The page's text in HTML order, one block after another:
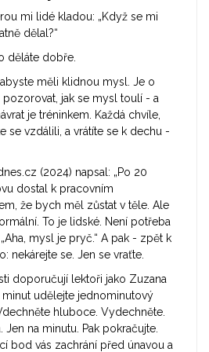
mi lidé kladou: „Když se mi
dělal?“
děláte dobře.
měli klidnou mysl. Je o
jak se mysl toulí - a
je tréninkem. Každá chvíle,
se vzdálili, a vrátíte se k dechu -
(2024) napsal: „Po 20
dostal k pracovním
že bych měl zůstat v těle. Ale
To je lidské. Není potřeba
mysl je pryč.“ A pak - zpět k
nekárejte se. Jen se vraťte.
doporučují lektoři jako Zuzana
minut udělejte jednominutový
hluboce. Vydechněte.
na minutu. Pak pokračujte.
bod vás zachrání před únavou a